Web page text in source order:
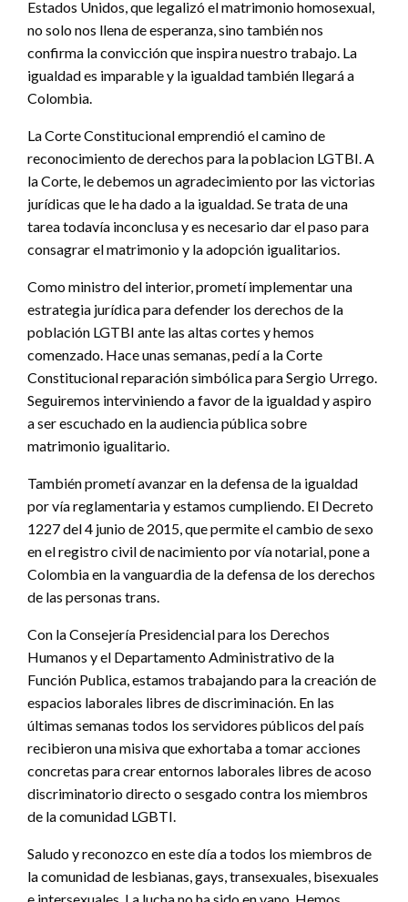
Estados Unidos, que legalizó el matrimonio homosexual,
no solo nos llena de esperanza, sino también nos
confirma la convicción que inspira nuestro trabajo. La
igualdad es imparable y la igualdad también llegará a
Colombia.
La Corte Constitucional emprendió el camino de
reconocimiento de derechos para la poblacion LGTBI. A
la Corte, le debemos un agradecimiento por las victorias
jurídicas que le ha dado a la igualdad. Se trata de una
tarea todavía inconclusa y es necesario dar el paso para
consagrar el matrimonio y la adopción igualitarios.
Como ministro del interior, prometí implementar una
estrategia jurídica para defender los derechos de la
población LGTBI ante las altas cortes y hemos
comenzado. Hace unas semanas, pedí a la Corte
Constitucional reparación simbólica para Sergio Urrego.
Seguiremos interviniendo a favor de la igualdad y aspiro
a ser escuchado en la audiencia pública sobre
matrimonio igualitario.
También prometí avanzar en la defensa de la igualdad
por vía reglamentaria y estamos cumpliendo. El Decreto
1227 del 4 junio de 2015, que permite el cambio de sexo
en el registro civil de nacimiento por vía notarial, pone a
Colombia en la vanguardia de la defensa de los derechos
de las personas trans.
Con la Consejería Presidencial para los Derechos
Humanos y el Departamento Administrativo de la
Función Publica, estamos trabajando para la creación de
espacios laborales libres de discriminación. En las
últimas semanas todos los servidores públicos del país
recibieron una misiva que exhortaba a tomar acciones
concretas para crear entornos laborales libres de acoso
discriminatorio directo o sesgado contra los miembros
de la comunidad LGBTI.
Saludo y reconozco en este día a todos los miembros de
la comunidad de lesbianas, gays, transexuales, bisexuales